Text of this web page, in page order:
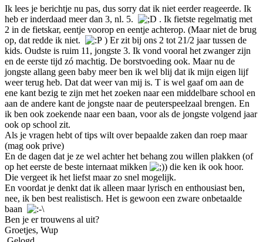
Ik lees je berichtje nu pas, dus sorry dat ik niet eerder reageerde. Ik
heb er inderdaad meer dan 3, nl. 5.
. Ik fietste regelmatig met
2 in de fietskar, eentje voorop en eentje achterop. (Maar niet de brug
op, dat redde ik niet.
) Er zit bij ons 2 tot 21/2 jaar tussen de
kids. Oudste is ruim 11, jongste 3. Ik vond vooral het zwanger zijn
en de eerste tijd zó machtig. De borstvoeding ook. Maar nu de
jongste allang geen baby meer ben ik wel blij dat ik mijn eigen lijf
weer terug heb. Dat dat weer van mij is. T is wel gaaf om aan de
ene kant bezig te zijn met het zoeken naar een middelbare school en
aan de andere kant de jongste naar de peuterspeelzaal brengen. En
ik ben ook zoekende naar een baan, voor als de jongste volgend jaar
ook op school zit.
Als je vragen hebt of tips wilt over bepaalde zaken dan roep maar
(mag ook prive)
En de dagen dat je ze wel achter het behang zou willen plakken (of
op het eerste de beste internaat mikken
) die ken ik ook hoor.
Die vergeet ik het liefst maar zo snel mogelijk.
En voordat je denkt dat ik alleen maar lyrisch en enthousiast ben,
nee, ik ben best realistisch. Het is gewoon een zware onbetaalde
baan
Ben je er trouwens al uit?
Groetjes, Wup